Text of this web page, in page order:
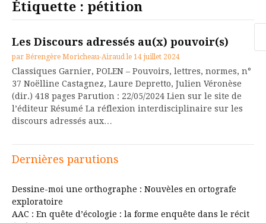
Étiquette : pétition
Les Discours adressés au(x) pouvoir(s)
par Bérengère Moricheau-Airaud le 14 juillet 2024
Classiques Garnier, POLEN – Pouvoirs, lettres, normes, n°
37 Noëlline Castagnez, Laure Depretto, Julien Véronèse
(dir.) 418 pages Parution : 22/05/2024 Lien sur le site de
l’éditeur Résumé La réflexion interdisciplinaire sur les
discours adressés aux…
Dernières parutions
Dessine-moi une orthographe : Nouvèles en ortografe
exploratoire
AAC : En quête d’écologie : la forme enquête dans le récit